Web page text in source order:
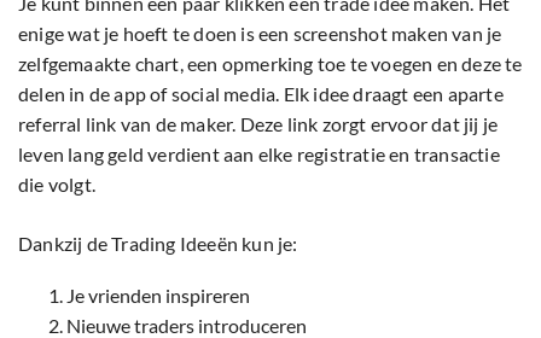
enige wat je hoeft te doen is een screenshot maken van je
zelfgemaakte chart, een opmerking toe te voegen en deze te
delen in de app of social media. Elk idee draagt een aparte
referral link van de maker. Deze link zorgt ervoor dat jij je
leven lang geld verdient aan elke registratie en transactie
die volgt.
Dankzij de Trading Ideeën kun je:
Je vrienden inspireren
Nieuwe traders introduceren